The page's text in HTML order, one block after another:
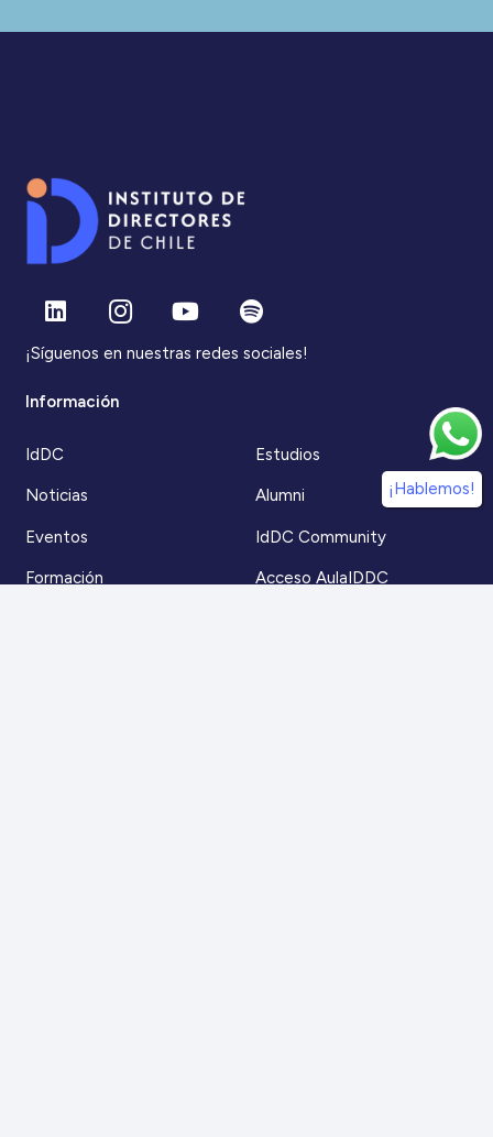
¡Síguenos en nuestras redes sociales!
Información
IdDC
Noticias
Eventos
Formación
Estudios
Alumni
IdDC Community
Acceso AulaIDDC
¡Hablemos!